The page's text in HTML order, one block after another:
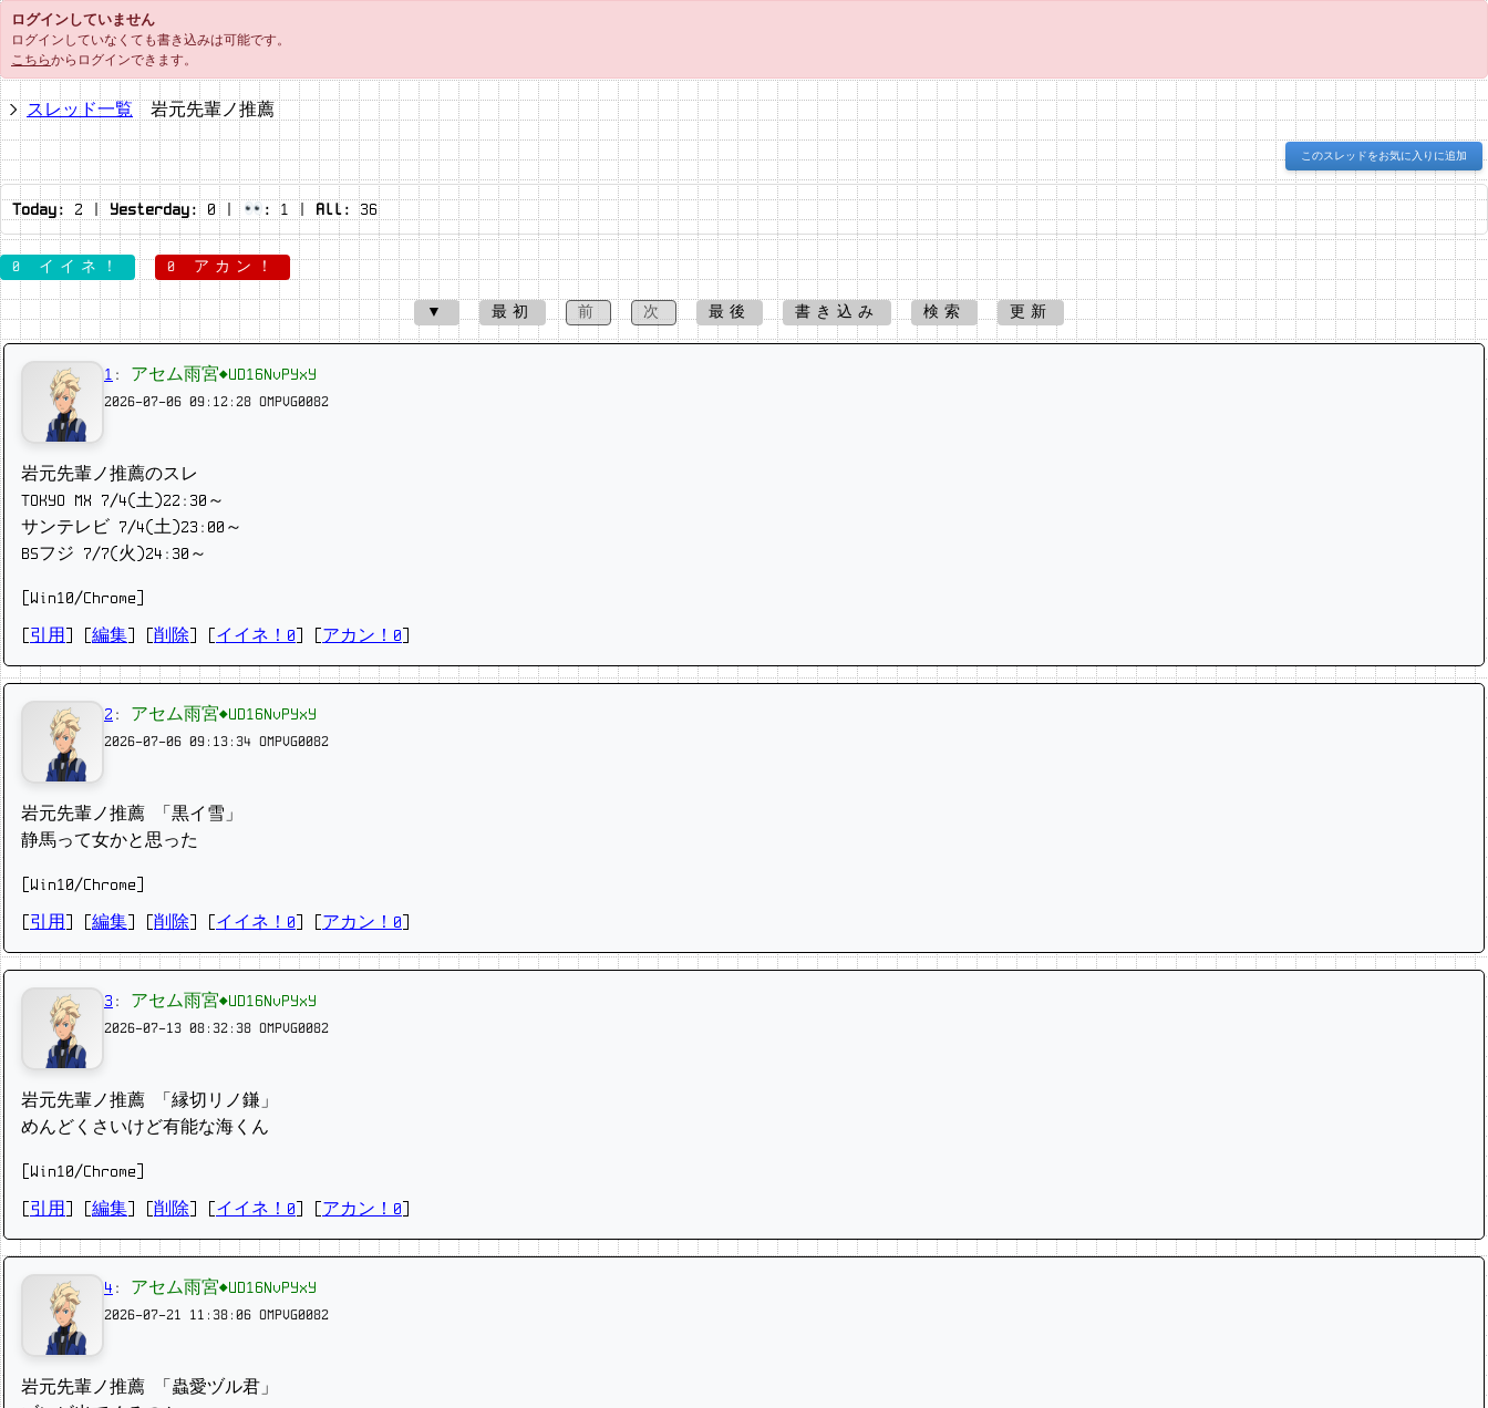
ログインしていません
ログインしていなくても書き込みは可能です。
こちらからログインできます。
スレッド一覧 岩元先輩ノ推薦
このスレッドをお気に入りに追加
Today: 2 | Yesterday:0 | : 1 | All: 36
0 イイネ！ 0 アカン！
▼ 最初 前 次 最後 書き込み 検索 更新
1 : アセム雨宮◆UD16NvPYxY
2026-07-06 09:12:28 OMPVG0082
岩元先輩ノ推薦のスレ
TOKYO MX 7/4(土)22:30～
サンテレビ 7/4(土)23:00～
BSフジ 7/7(火)24:30～
[Win10/Chrome]
引用 編集 削除 イイネ！0 アカン！0
2 : アセム雨宮◆UD16NvPYxY
2026-07-06 09:13:34 OMPVG0082
岩元先輩ノ推薦 「黒イ雪」
静馬って女かと思った
[Win10/Chrome]
引用 編集 削除 イイネ！0 アカン！0
3 : アセム雨宮◆UD16NvPYxY
2026-07-13 08:32:38 OMPVG0082
岩元先輩ノ推薦 「縁切リノ鎌」
めんどくさいけど有能な海くん
[Win10/Chrome]
引用 編集 削除 イイネ！0 アカン！0
4 : アセム雨宮◆UD16NvPYxY
2026-07-21 11:38:06 OMPVG0082
岩元先輩ノ推薦 「蟲愛ヅル君」